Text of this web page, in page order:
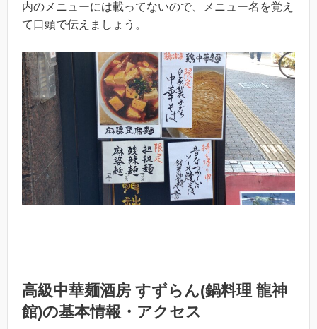
内のメニューには載ってないので、メニュー名を覚え
て口頭で伝えましょう。
高級中華麺酒房 すずらん(鍋料理 龍神
館)の基本情報・アクセス